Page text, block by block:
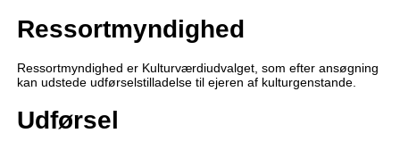
Ressortmyndighed
Ressortmyndighed er Kulturværdiudvalget, som efter ansøgning
kan udstede udførselstilladelse til ejeren af kulturgenstande.
Udførsel